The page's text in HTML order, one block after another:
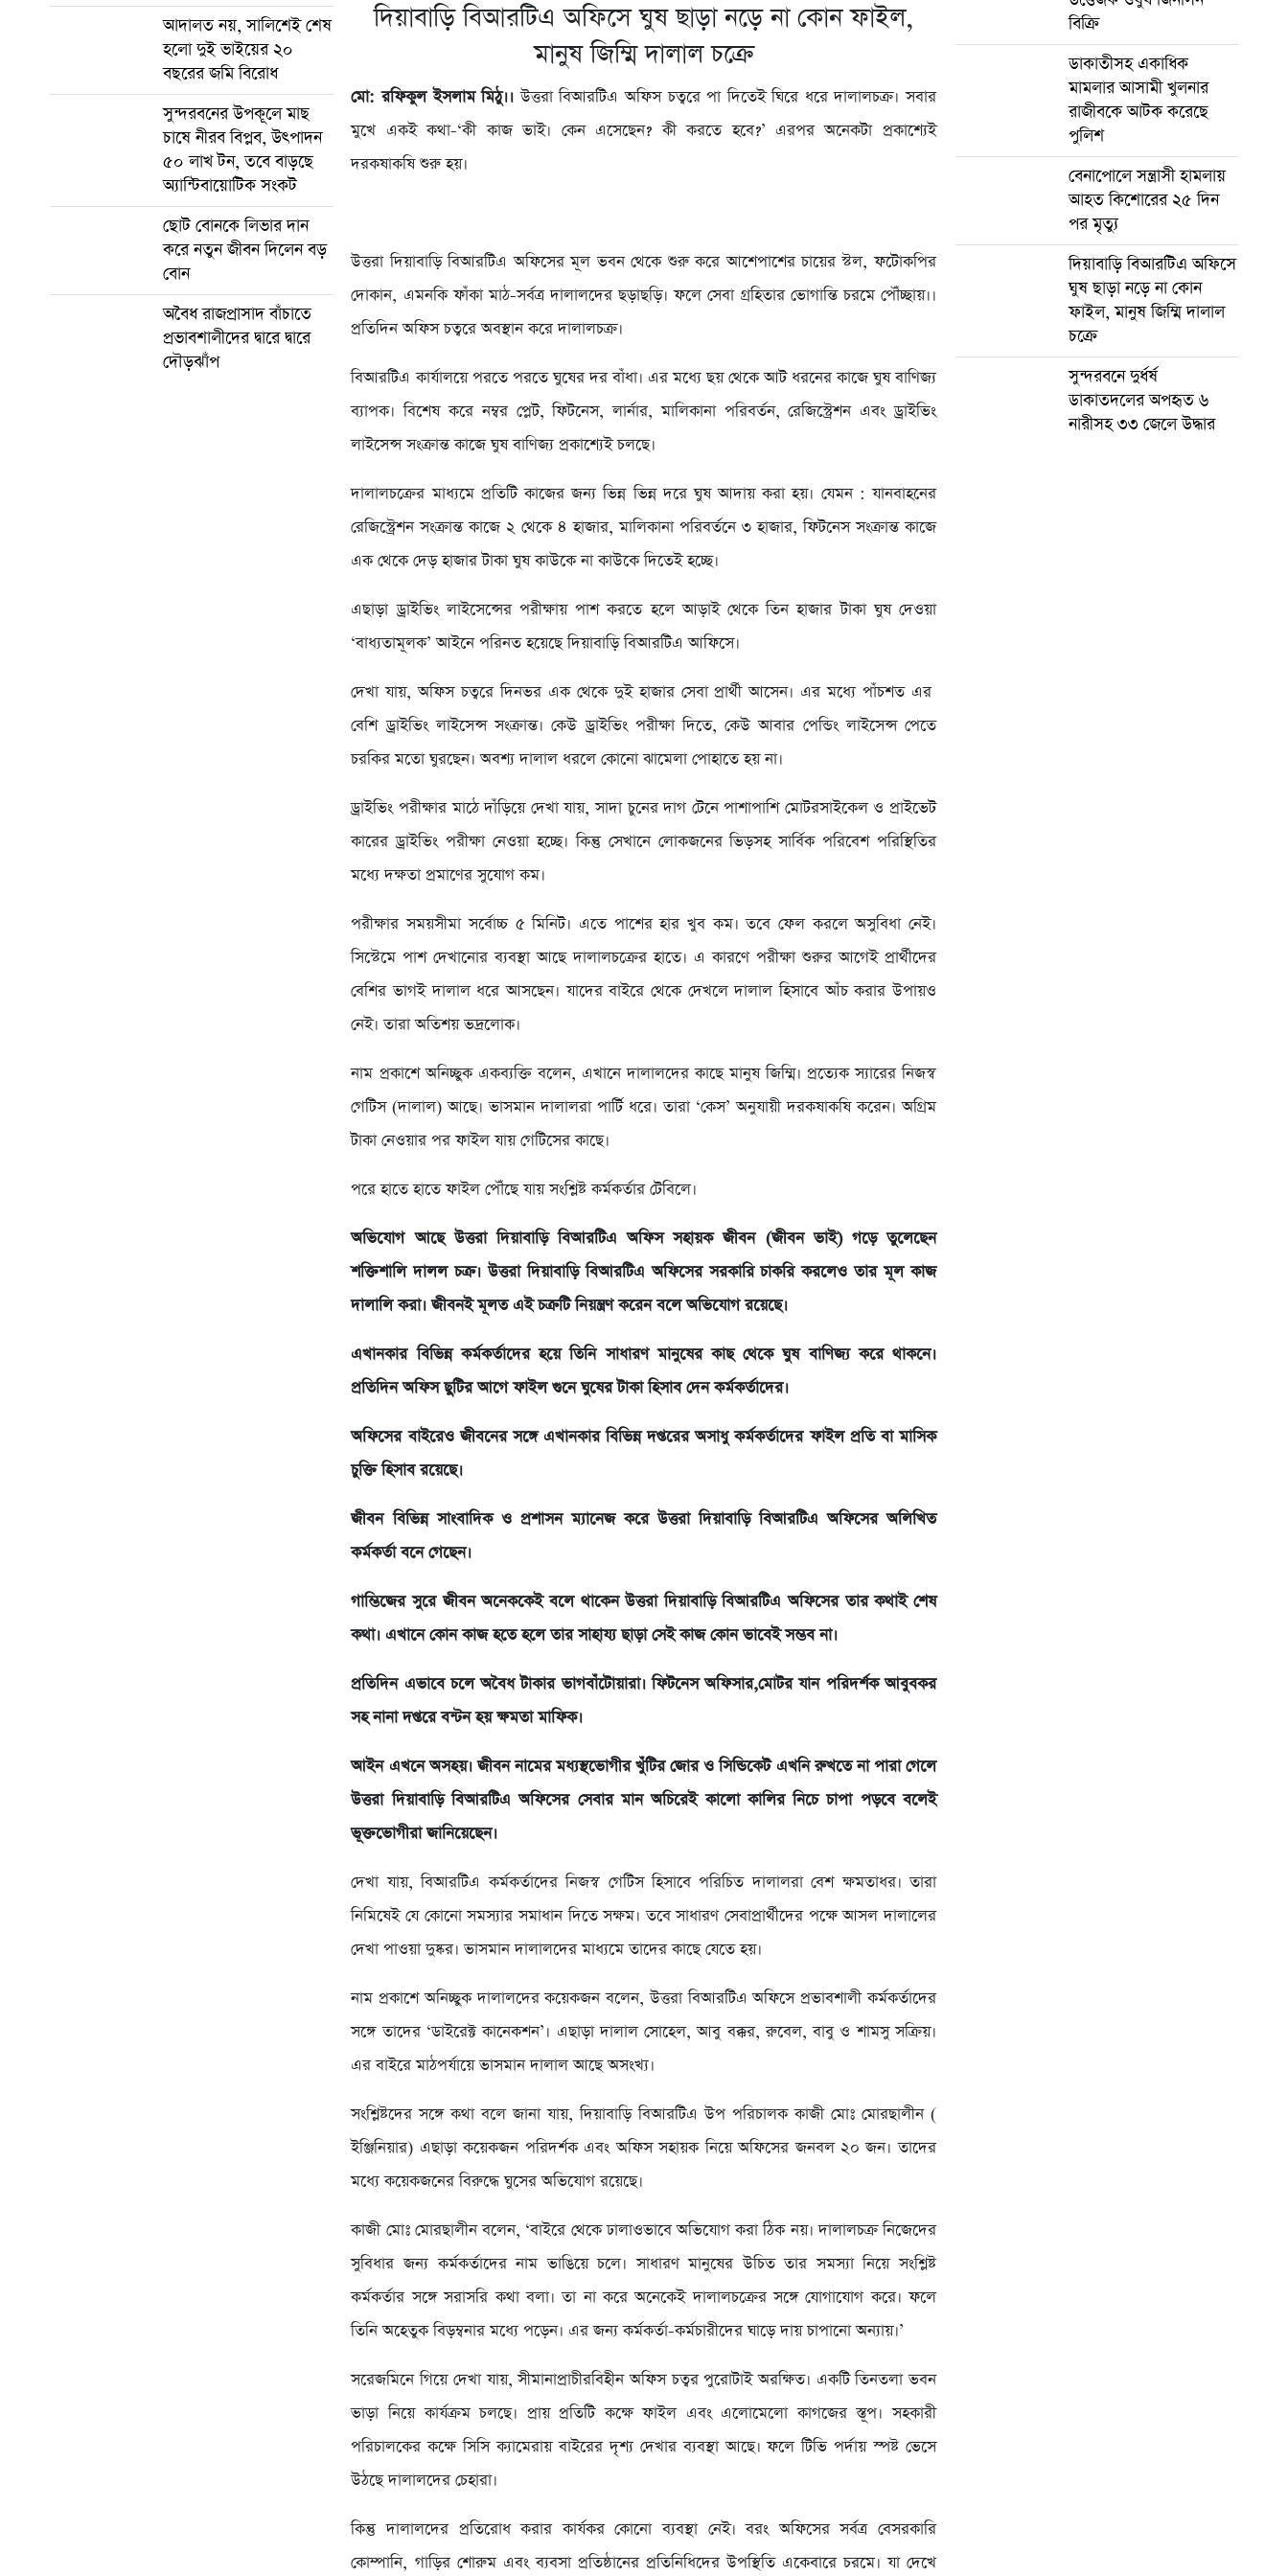
আদালত নয়, সালিশেই শেষ
হলো দুই ভাইয়ের ২০
বছরের জমি বিরোধ
সুন্দরবনের উপকূলে মাছ
চাষে নীরব বিপ্লব, উৎপাদন
৫০ লাখ টন, তবে বাড়ছে
অ্যান্টিবায়োটিক সংকট
ছোট বোনকে লিভার দান
করে নতুন জীবন দিলেন বড়
বোন
অবৈধ রাজপ্রাসাদ বাঁচাতে
প্রভাবশালীদের দ্বারে দ্বারে
দৌড়ঝাঁপ
দিয়াবাড়ি বিআরটিএ অফিসে ঘুষ ছাড়া নড়ে না কোন ফাইল,
মানুষ জিম্মি দালাল চক্রে
মো: রফিকুল ইসলাম মিঠু।।উত্তরা বিআরটিএ অফিস চত্বরে পা দিতেই ঘিরে ধরে দালালচক্র। সবার
মুখে একই কথা-‘কী কাজ ভাই। কেন এসেছেন? কী করতে হবে?’ এরপর অনেকটা প্রকাশ্যেই
দরকষাকষি শুরু হয়।
উত্তরা দিয়াবাড়ি বিআরটিএ অফিসের মূল ভবন থেকে শুরু করে আশেপাশের চায়ের স্টল, ফটোকপির
দোকান, এমনকি ফাঁকা মাঠ-সর্বত্র দালালদের ছড়াছড়ি। ফলে সেবা গ্রহিতার ভোগান্তি চরমে পৌঁচ্ছায়।।
প্রতিদিন অফিস চত্বরে অবস্থান করে দালালচক্র।
বিআরটিএ কার্যালয়ে পরতে পরতে ঘুষের দর বাঁধা। এর মধ্যে ছয় থেকে আট ধরনের কাজে ঘুষ বাণিজ্য
ব্যাপক। বিশেষ করে নম্বর প্লেট, ফিটনেস, লার্নার, মালিকানা পরিবর্তন, রেজিস্ট্রেশন এবং ড্রাইভিং
লাইসেন্স সংক্রান্ত কাজে ঘুষ বাণিজ্য প্রকাশ্যেই চলছে।
দালালচক্রের মাধ্যমে প্রতিটি কাজের জন্য ভিন্ন ভিন্ন দরে ঘুষ আদায় করা হয়। যেমন : যানবাহনের
রেজিস্ট্রেশন সংক্রান্ত কাজে ২ থেকে ৪ হাজার, মালিকানা পরিবর্তনে ৩ হাজার, ফিটনেস সংক্রান্ত কাজে
এক থেকে দেড় হাজার টাকা ঘুষ কাউকে না কাউকে দিতেই হচ্ছে।
এছাড়া ড্রাইভিং লাইসেন্সের পরীক্ষায় পাশ করতে হলে আড়াই থেকে তিন হাজার টাকা ঘুষ দেওয়া
‘বাধ্যতামূলক’ আইনে পরিনত হয়েছে দিয়াবাড়ি বিআরটিএ আফিসে।
দেখা যায়, অফিস চত্বরে দিনভর এক থেকে দুই হাজার সেবা প্রার্থী আসেন। এর মধ্যে পাঁচশত এর
বেশি ড্রাইভিং লাইসেন্স সংক্রান্ত। কেউ ড্রাইভিং পরীক্ষা দিতে, কেউ আবার পেন্ডিং লাইসেন্স পেতে
চরকির মতো ঘুরছেন। অবশ্য দালাল ধরলে কোনো ঝামেলা পোহাতে হয় না।
ড্রাইভিং পরীক্ষার মাঠে দাঁড়িয়ে দেখা যায়, সাদা চুনের দাগ টেনে পাশাপাশি মোটরসাইকেল ও প্রাইভেট
কারের ড্রাইভিং পরীক্ষা নেওয়া হচ্ছে। কিন্তু সেখানে লোকজনের ভিড়সহ সার্বিক পরিবেশ পরিস্থিতির
মধ্যে দক্ষতা প্রমাণের সুযোগ কম।
পরীক্ষার সময়সীমা সর্বোচ্চ ৫ মিনিট। এতে পাশের হার খুব কম। তবে ফেল করলে অসুবিধা নেই।
সিস্টেমে পাশ দেখানোর ব্যবস্থা আছে দালালচক্রের হাতে। এ কারণে পরীক্ষা শুরুর আগেই প্রার্থীদের
বেশির ভাগই দালাল ধরে আসছেন। যাদের বাইরে থেকে দেখলে দালাল হিসাবে আঁচ করার উপায়ও
নেই। তারা অতিশয় ভদ্রলোক।
নাম প্রকাশে অনিচ্ছুক একব্যক্তি বলেন, এখানে দালালদের কাছে মানুষ জিম্মি। প্রত্যেক স্যারের নিজস্ব
গেটিস (দালাল) আছে। ভাসমান দালালরা পার্টি ধরে। তারা ‘কেস’ অনুযায়ী দরকষাকষি করেন। অগ্রিম
টাকা নেওয়ার পর ফাইল যায় গেটিসের কাছে।
পরে হাতে হাতে ফাইল পৌঁছে যায় সংশ্লিষ্ট কর্মকর্তার টেবিলে।
অভিযোগ আছে উত্তরা দিয়াবাড়ি বিআরটিএ অফিস সহায়ক জীবন (জীবন ভাই) গড়ে তুলেছেন
শক্তিশালি দালল চক্র। উত্তরা দিয়াবাড়ি বিআরটিএ অফিসের সরকারি চাকরি করলেও তার মূল কাজ
দালালি করা। জীবনই মূলত এই চক্রটি নিয়ন্ত্রণ করেন বলে অভিযোগ রয়েছে।
এখানকার বিভিন্ন কর্মকর্তাদের হয়ে তিনি সাধারণ মানুষের কাছ থেকে ঘুষ বাণিজ্য করে থাকনে।
প্রতিদিন অফিস ছুটির আগে ফাইল গুনে ঘুষের টাকা হিসাব দেন কর্মকর্তাদের।
অফিসের বাইরেও জীবনের সঙ্গে এখানকার বিভিন্ন দপ্তরের অসাধু কর্মকর্তাদের ফাইল প্রতি বা মাসিক
চুক্তি হিসাব রয়েছে।
জীবন বিভিন্ন সাংবাদিক ও প্রশাসন ম্যানেজ করে উত্তরা দিয়াবাড়ি বিআরটিএ অফিসের অলিখিত
কর্মকর্তা বনে গেছেন।
গাম্ভিজের সুরে জীবন অনেককেই বলে থাকেন উত্তরা দিয়াবাড়ি বিআরটিএ অফিসের তার কথাই শেষ
কথা। এখানে কোন কাজ হতে হলে তার সাহায্য ছাড়া সেই কাজ কোন ভাবেই সম্ভব না।
প্রতিদিন এভাবে চলে অবৈধ টাকার ভাগবাঁটোয়ারা। ফিটনেস অফিসার,মোটর যান পরিদর্শক আবুবকর
সহ নানা দপ্তরে বন্টন হয় ক্ষমতা মাফিক।
আইন এখনে অসহয়। জীবন নামের মধ্যস্থভোগীর খুঁটির জোর ও সিন্ডিকেট এখনি রুখতে না পারা গেলে
উত্তরা দিয়াবাড়ি বিআরটিএ অফিসের সেবার মান অচিরেই কালো কালির নিচে চাপা পড়বে বলেই
ভূক্তভোগীরা জানিয়েছেন।
দেখা যায়, বিআরটিএ কর্মকর্তাদের নিজস্ব গেটিস হিসাবে পরিচিত দালালরা বেশ ক্ষমতাধর। তারা
নিমিষেই যে কোনো সমস্যার সমাধান দিতে সক্ষম। তবে সাধারণ সেবাপ্রার্থীদের পক্ষে আসল দালালের
দেখা পাওয়া দুষ্কর। ভাসমান দালালদের মাধ্যমে তাদের কাছে যেতে হয়।
নাম প্রকাশে অনিচ্ছুক দালালদের কয়েকজন বলেন, উত্তরা বিআরটিএ অফিসে প্রভাবশালী কর্মকর্তাদের
সঙ্গে তাদের ‘ডাইরেক্ট কানেকশন’। এছাড়া দালাল সোহেল, আবু বক্কর, রুবেল, বাবু ও শামসু সক্রিয়।
এর বাইরে মাঠপর্যায়ে ভাসমান দালাল আছে অসংখ্য।
সংশ্লিষ্টদের সঙ্গে কথা বলে জানা যায়, দিয়াবাড়ি বিআরটিএ উপ পরিচালক কাজী মোঃ মোরছালীন (
ইঞ্জিনিয়ার) এছাড়া কয়েকজন পরিদর্শক এবং অফিস সহায়ক নিয়ে অফিসের জনবল ২০ জন। তাদের
মধ্যে কয়েকজনের বিরুদ্ধে ঘুসের অভিযোগ রয়েছে।
কাজী মোঃ মোরছালীন বলেন, ‘বাইরে থেকে ঢালাওভাবে অভিযোগ করা ঠিক নয়। দালালচক্র নিজেদের
সুবিধার জন্য কর্মকর্তাদের নাম ভাঙিয়ে চলে। সাধারণ মানুষের উচিত তার সমস্যা নিয়ে সংশ্লিষ্ট
কর্মকর্তার সঙ্গে সরাসরি কথা বলা। তা না করে অনেকেই দালালচক্রের সঙ্গে যোগাযোগ করে। ফলে
তিনি অহেতুক বিড়ম্বনার মধ্যে পড়েন। এর জন্য কর্মকর্তা-কর্মচারীদের ঘাড়ে দায় চাপানো অন্যায়।’
সরেজমিনে গিয়ে দেখা যায়, সীমানাপ্রাচীরবিহীন অফিস চত্বর পুরোটাই অরক্ষিত। একটি তিনতলা ভবন
ভাড়া নিয়ে কার্যক্রম চলছে। প্রায় প্রতিটি কক্ষে ফাইল এবং এলোমেলো কাগজের স্তূপ। সহকারী
পরিচালকের কক্ষে সিসি ক্যামেরায় বাইরের দৃশ্য দেখার ব্যবস্থা আছে। ফলে টিভি পর্দায় স্পষ্ট ভেসে
উঠছে দালালদের চেহারা।
কিন্তু দালালদের প্রতিরোধ করার কার্যকর কোনো ব্যবস্থা নেই। বরং অফিসের সর্বত্র বেসরকারি
কোম্পানি, গাড়ির শোরুম এবং ব্যবসা প্রতিষ্ঠানের প্রতিনিধিদের উপস্থিতি একেবারে চরমে। যা দেখে
বিক্রি
ডাকাতীসহ একাধিক
মামলার আসামী খুলনার
রাজীবকে আটক করেছে
পুলিশ
বেনাপোলে সন্ত্রাসী হামলায়
আহত কিশোরের ২৫ দিন
পর মৃত্যু
দিয়াবাড়ি বিআরটিএ অফিসে
ঘুষ ছাড়া নড়ে না কোন
ফাইল, মানুষ জিম্মি দালাল
চক্রে
সুন্দরবনে দুর্ধর্ষ
ডাকাতদলের অপহৃত ৬
নারীসহ ৩৩ জেলে উদ্ধার